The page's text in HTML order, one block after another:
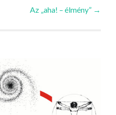
Az „aha! – élmény” →